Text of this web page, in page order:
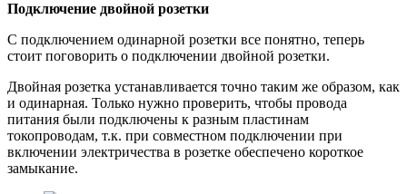
Подключение двойной розетки
С подключением одинарной розетки все понятно, теперь
стоит поговорить о подключении двойной розетки.
Двойная розетка устанавливается точно таким же образом, как
и одинарная. Только нужно проверить, чтобы провода
питания были подключены к разным пластинам
токопроводам, т.к. при совместном подключении при
включении электричества в розетке обеспечено короткое
замыкание.